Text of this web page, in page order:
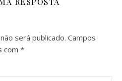
será publicado. Campos
com *